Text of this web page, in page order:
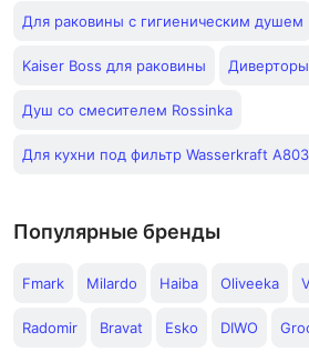
Для раковины с гигиеническим душем
Kaiser Boss для раковины Диверторы
Душ со смесителем Rossinka
Для кухни под фильтр Wasserkraft
Популярные бренды
Fmark Milardo Haiba Oliveeka
Radomir Bravat Esko DIWO